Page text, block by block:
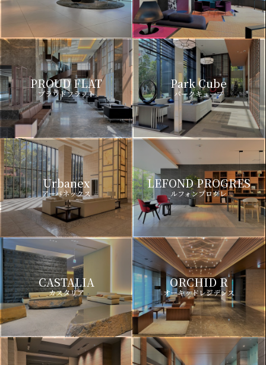
PROUD FLAT
プラウドフラット
Park Cube
パークキューブ
Urbanex
アーバネックス
LEFOND PROGRES
ルフォンプログレ
CASTALIA
カスタリア
ORCHID R
オーキッドレジデンス